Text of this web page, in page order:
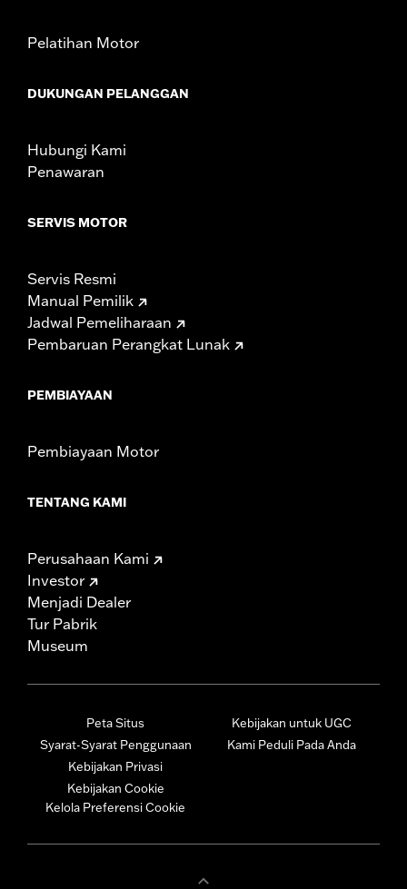
Pelatihan Motor
DUKUNGAN PELANGGAN
Hubungi Kami
Penawaran
SERVIS MOTOR
Servis Resmi
Manual Pemilik
Jadwal Pemeliharaan
Pembaruan Perangkat Lunak
PEMBIAYAAN
Pembiayaan Motor
TENTANG KAMI
Perusahaan Kami
Investor
Menjadi Dealer
Tur Pabrik
Museum
Peta Situs
Syarat-Syarat Penggunaan
Kebijakan Privasi
Kebijakan Cookie
Kelola Preferensi Cookie
Kebijakan untuk UGC
Kami Peduli Pada Anda